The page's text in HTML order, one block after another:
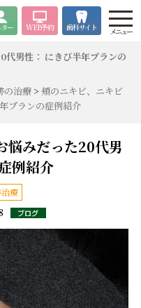
ー WEB予約 歯科サイト メニュー
代男性： にきび半年プランの
の治療> 頬のニキビ、ニキビ
プランの症例紹介
悩みだった20代男
例紹介
療